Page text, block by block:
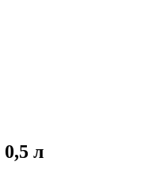
0,5 л